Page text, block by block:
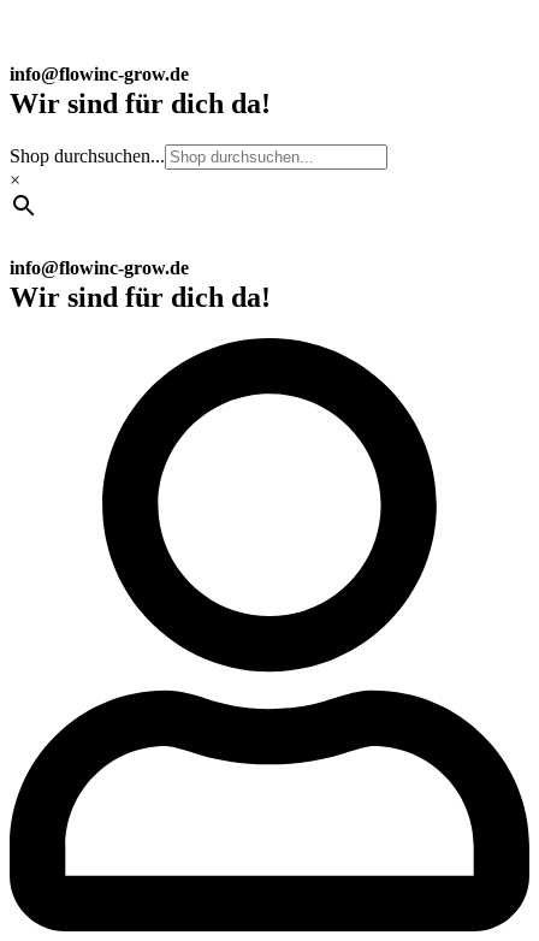
info@flowinc-grow.de
Wir sind für dich da!
Shop durchsuchen...
×
info@flowinc-grow.de
Wir sind für dich da!